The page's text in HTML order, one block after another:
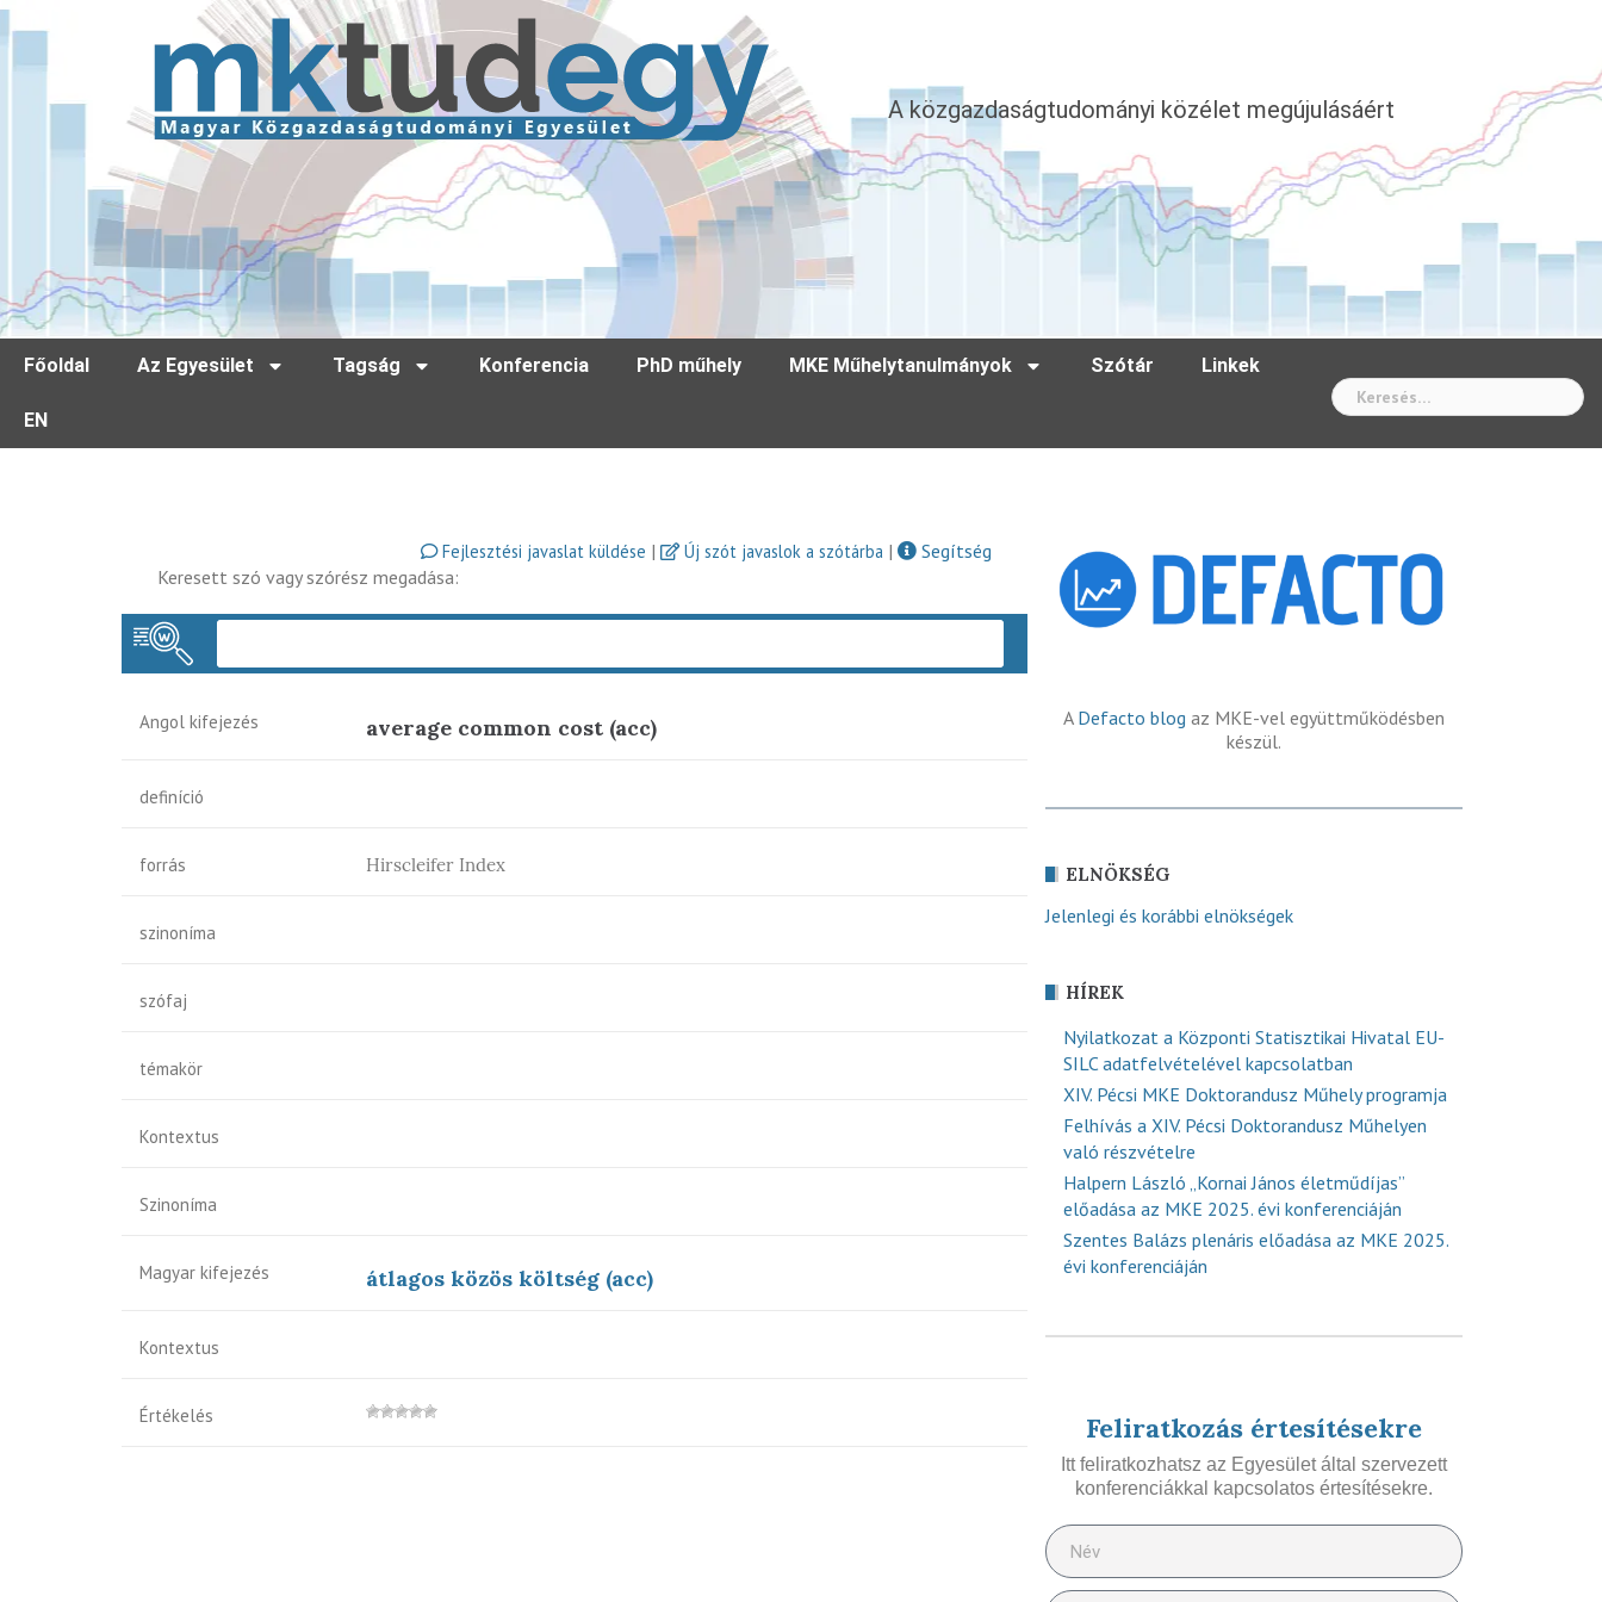
A közgazdaságtudományi közélet megújulásáért
Főoldal Az Egyesület Tagság Konferencia PhD műhely MKE Műhelytanulmányok Szótár Linkek
EN
Fejlesztési javaslat küldése | Új szót javaslok a szótárba |
Segítség
Keresett szó vagy szórész megadása:
Angol kifejezés average common cost (acc)
definíció
forrás Hirscleifer Index
szinoníma
szófaj
témakör
Kontextus
Szinoníma
Magyar kifejezés átlagos közös költség (acc)
Kontextus
Értékelés
A Defacto blog az MKE-vel együttműködésben
készül.
ELNÖKSÉG
Jelenlegi és korábbi elnökségek
HÍREK
Nyilatkozat a Központi Statisztikai Hivatal EU-
SILC adatfelvételével kapcsolatban
XIV. Pécsi MKE Doktorandusz Műhely programja
Felhívás a XIV. Pécsi Doktorandusz Műhelyen
való részvételre
Halpern László „Kornai János életműdíjas”
előadása az MKE 2025. évi konferenciáján
Szentes Balázs plenáris előadása az MKE 2025.
évi konferenciáján
Feliratkozás értesítésekre
Itt feliratkozhatsz az Egyesület által szervezett
konferenciákkal kapcsolatos értesítésekre.